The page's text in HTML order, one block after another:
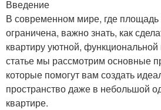
Введение
В современном мире, где площадь
ограничена, важно знать, как
квартиру уютной, функциональной
статье мы рассмотрим основные
которые помогут вам создать
пространство даже в небольшой
квартире.